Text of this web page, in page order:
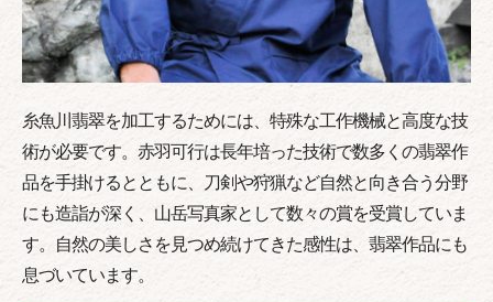
糸魚川翡翠を加工するためには、特殊な工作機械と高度な技
術が必要です。赤羽可行は長年培った技術で数多くの翡翠作
品を手掛けるとともに、刀剣や狩猟など自然と向き合う分野
にも造詣が深く、山岳写真家として数々の賞を受賞していま
す。自然の美しさを見つめ続けてきた感性は、翡翠作品にも
息づいています。